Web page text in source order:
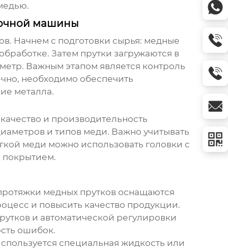
машины
Начнем с подготовки сырья: медные
Затем прутки загружаются в
Важным этапом является контроль
необходимо обеспечить
металла.
и производительность
и типов меди. Важно учитывать
меди можно использовать головки с
покрытием.
медных прутковоснащаются
и повысить качество продукции.
и автоматической регулировки
ошибок.
специальная жидкость или